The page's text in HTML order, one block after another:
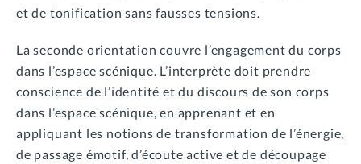
et de tonification sans fausses tensions.
La seconde orientation couvre l’engagement du corps
dans l’espace scénique. L’interprète doit prendre
conscience de l’identité et du discours de son corps
dans l’espace scénique, en apprenant et en
appliquant les notions de transformation de l’énergie,
de passage émotif, d’écoute active et de découpage